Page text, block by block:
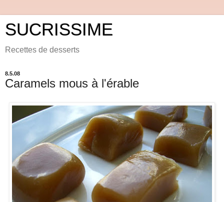
SUCRISSIME
Recettes de desserts
8.5.08
Caramels mous à l'érable